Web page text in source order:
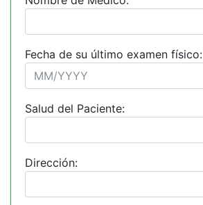
Fecha de su último examen físico:
Salud del Paciente:
Dirección: